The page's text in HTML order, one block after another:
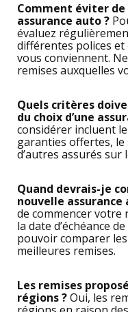
Comment éviter
assurance auto ?
évaluez
différentes polices
vous conviennent.
remises auxquelles
Quels critères
du choix d’une
considérer incluent
garanties offertes, le
d’autres assurés sur
Quand devrais-je
nouvelle assurance
de commencer votre
la date d’échéance
pouvoir comparer
meilleures remises.
Les remises
régions ?Oui, les